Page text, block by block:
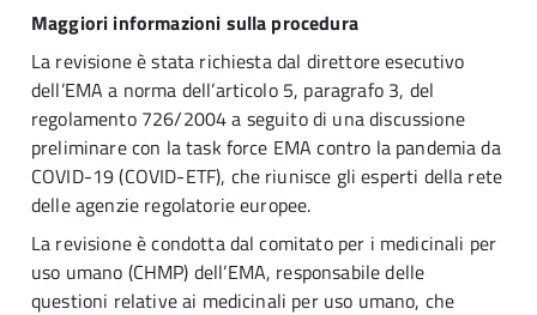
Maggiori informazioni sulla procedura
La revisione è stata richiesta dal direttore esecutivo
dell’EMA a norma dell’articolo 5, paragrafo 3, del
regolamento 726/2004 a seguito di una discussione
preliminare con la task force EMA contro la pandemia da
COVID-19 (COVID-ETF), che riunisce gli esperti della rete
delle agenzie regolatorie europee.
La revisione è condotta dal comitato per i medicinali per
uso umano (CHMP) dell’EMA, responsabile delle
questioni relative ai medicinali per uso umano, che